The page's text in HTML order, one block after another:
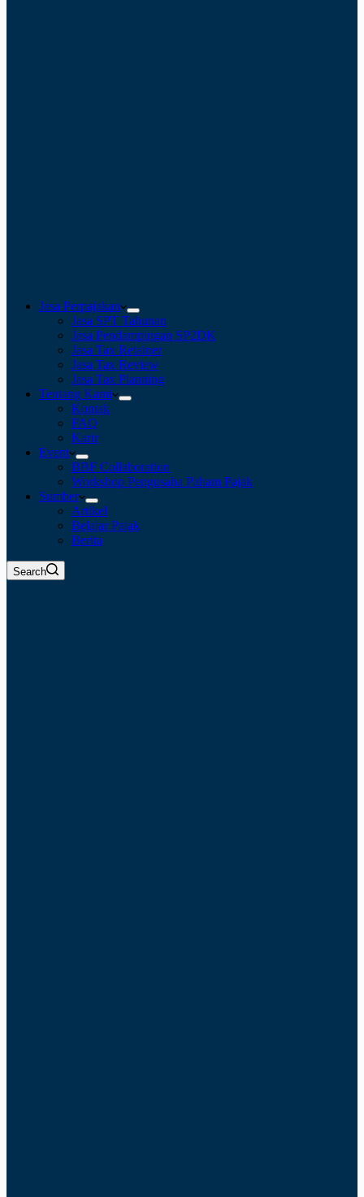
Jasa Perpajakan
Jasa SPT Tahunan
Jasa Pendampingan SP2DK
Jasa Tax Retainer
Jasa Tax Review
Jasa Tax Planning
Tentang Kami
Kontak
FAQ
Karir
Event
BBF Collaboration
Workshop Pengusaha Paham Pajak
Sumber
Artikel
Belajar Pajak
Berita
Search